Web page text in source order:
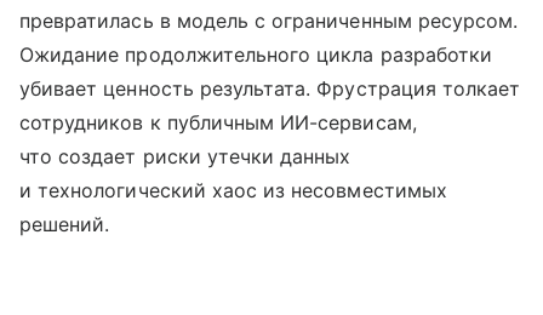
превратилась в модель с ограниченным ресурсом.
Ожидание продолжительного цикла разработки
убивает ценность результата. Фрустрация толкает
сотрудников к публичным ИИ-сервисам,
что создает риски утечки данных
и технологический хаос из несовместимых
решений.